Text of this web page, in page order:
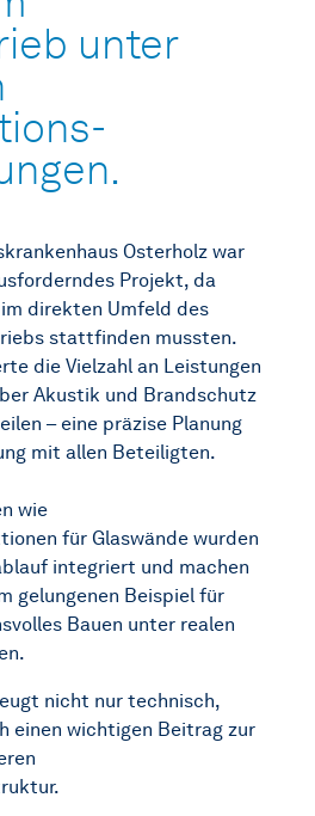
unter
Osterholz war
Projekt, da
direkten Umfeld des
stattfinden mussten.
die Vielzahl an Leistungen
Akustik und Brandschutz
– eine präzise Planung
mit allen Beteiligten.
wie
für Glaswände wurden
integriert und machen
gelungenen Beispiel für
Bauen unter realen
nicht nur technisch,
einen wichtigen Beitrag zur